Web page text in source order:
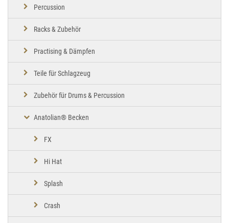
Percussion
Racks & Zubehör
Practising & Dämpfen
Teile für Schlagzeug
Zubehör für Drums & Percussion
Anatolian® Becken
FX
Hi Hat
Splash
Crash